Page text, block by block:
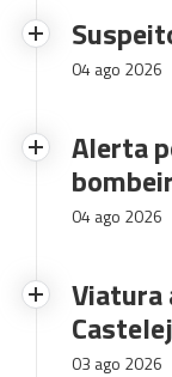
04 ago 2026
Alerta
04 ago 2026
Viatura
03 ago 2026